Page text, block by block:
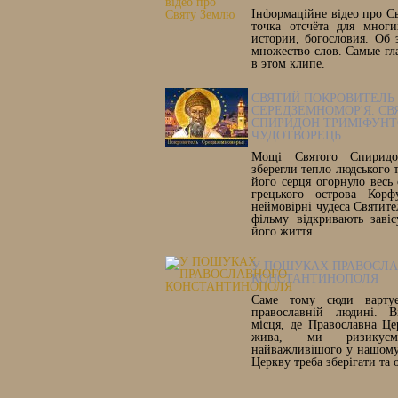
Інформаційне відео про
точка отсчёта для
истории, богословия. Об
множество слов. Самые
в этом клипе.
СВЯТИЙ ПОКРОВИТЕЛЬ
СЕРЕДЗЕМНОМОР'Я.
СПИРИДОН
ЧУДОТВОРЕЦЬ
Мощі Святого
зберегли тепло людського
його серця огорнуло
грецького острова
неймовірні чудеса
фільму відкривають
його життя.
У ПОШУКАХ
КОНСТАНТИНОПОЛЯ
Саме тому сюди
православній людині.
місця, де Православна
жива, ми
найважливішого у
Церкву треба зберігати та